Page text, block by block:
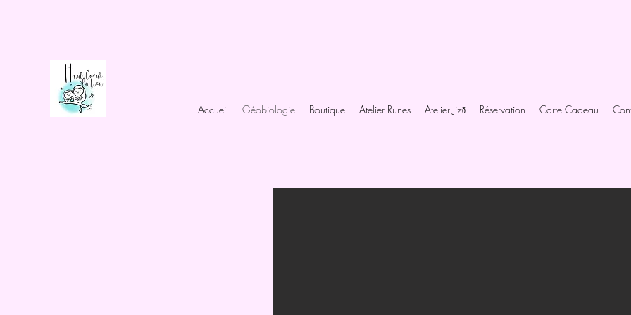
Accueil Géobiologie Boutique Atelier Runes Atelier Jizō Réservation Carte Cadeau